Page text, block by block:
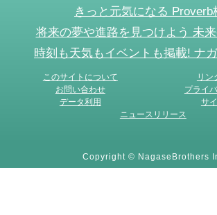
きっと元気になる Proverb
将来の夢や進路を見つけよう 未
時刻も天気もイベントも掲載! ナ
このサイトについて
リン
お問い合わせ
プライ
データ利用
サ
ニュースリリース
Copyright © NagaseBrothers